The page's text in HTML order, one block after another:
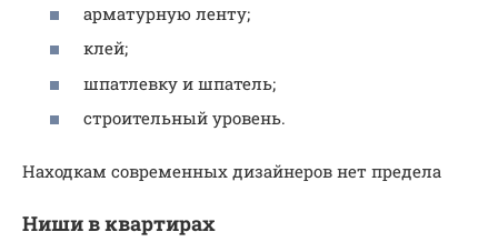
арматурную ленту;
клей;
шпатлевку и шпатель;
строительный уровень.
Находкам современных дизайнеров нет предела
Ниши в квартирах